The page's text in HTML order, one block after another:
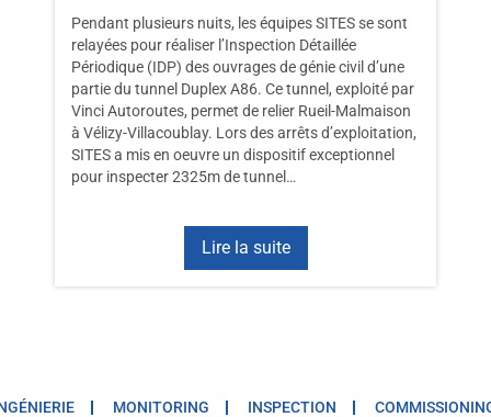
Pendant plusieurs nuits, les équipes SITES se sont
relayées pour réaliser l’Inspection Détaillée
Périodique (IDP) des ouvrages de génie civil d’une
partie du tunnel Duplex A86. Ce tunnel, exploité par
Vinci Autoroutes, permet de relier Rueil-Malmaison
à Vélizy-Villacoublay. Lors des arrêts d’exploitation,
SITES a mis en oeuvre un dispositif exceptionnel
pour inspecter 2325m de tunnel…
Lire la suite
MONITORING INSPECTION